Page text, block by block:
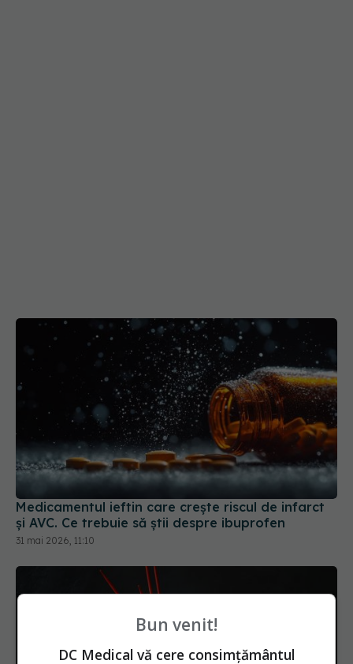
Medicamentul ieftin care crește riscul de infarct
și AVC. Ce trebuie să știi despre ibuprofen
31 mai 2026, 11:10
Bun venit!
DC Medical vă cere consimțământul